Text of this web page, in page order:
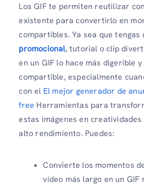
Los GIF te permiten reutilizar
existente para convertirlo en
compartibles. Ya sea que tengas
promocional, tutorial o clip
en un GIF lo hace más digerible
compartible, especialmente
con el El mejor generador de
free Herramientas para
estas imágenes en
alto rendimiento. Puedes:
Convierte los momentos
vídeo más largo en un GIF